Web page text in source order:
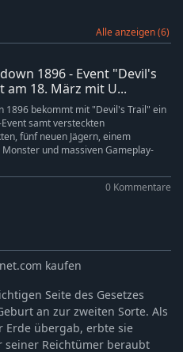
-5% 9,49€
-5%
-5% 14,24€
-5% 6,64€
-5% 9,49€
-5% 9,49€
-5% 7,59€
Alle anzeigen (6)
1896 - Event "Devil's
am 18. März mit U...
1896 bekommt mit "Devil's Trail" ein
samt versteckten
fünf neuen Jägern, einem
und massiven Gameplay-
0 Kommentare
kaufen
Seite des Gesetzes
an zur zweiten Sorte. Als
Erde übergab, erbte sie
seiner Reichtümer beraubt